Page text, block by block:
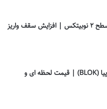
آموزش ارتقا به سطح ۲ نوبیتکس | افزایش سقف واریز
خرید ارز بلاک توپیا (BLOK) | قیمت لحظه ای و